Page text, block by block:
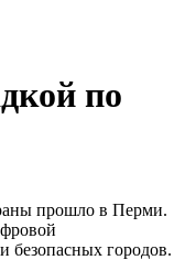
по
прошло в Перми.
безопасных городов.